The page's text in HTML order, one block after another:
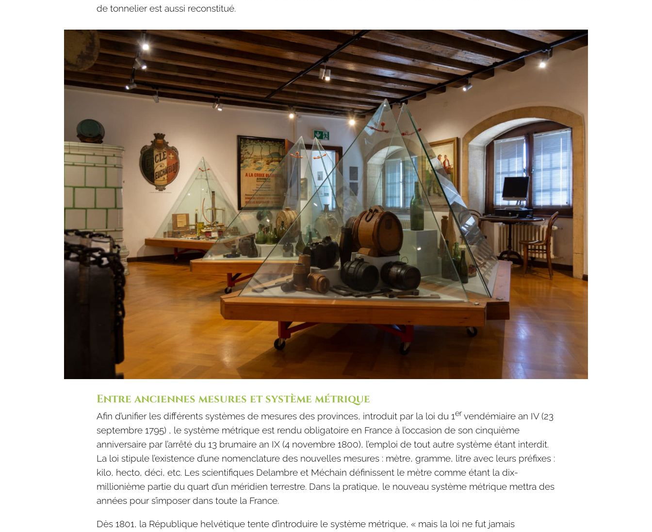
de tonnelier est aussi reconstitué.
Entre anciennes mesures et système métrique
Afin d’unifier les différents systèmes de mesures des provinces, introduit par la loi du 1er vendémiaire an IV (23
septembre 1795) , le système métrique est rendu obligatoire en France à l’occasion de son cinquième
anniversaire par l’arrêté du 13 brumaire an IX (4 novembre 1800), l’emploi de tout autre système étant interdit.
La loi stipule l’existence d’une nomenclature des nouvelles mesures : mètre, gramme, litre avec leurs préfixes :
kilo, hecto, déci, etc. Les scientifiques Delambre et Méchain définissent le mètre comme étant la dix-
millionième partie du quart d’un méridien terrestre. Dans la pratique, le nouveau système métrique mettra des
années pour s’imposer dans toute la France.
Dès 1801, la République helvétique tente d’introduire le système métrique, « mais la loi ne fut jamais